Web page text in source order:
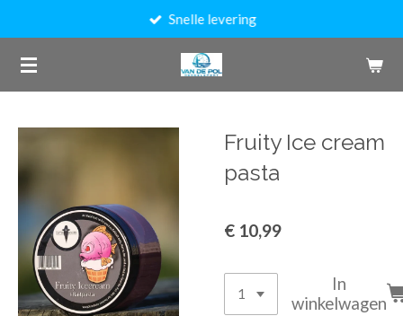
naar
de
Snelle levering
Fruity Ice cream
pasta
€ 10,99
In
winkelwagen